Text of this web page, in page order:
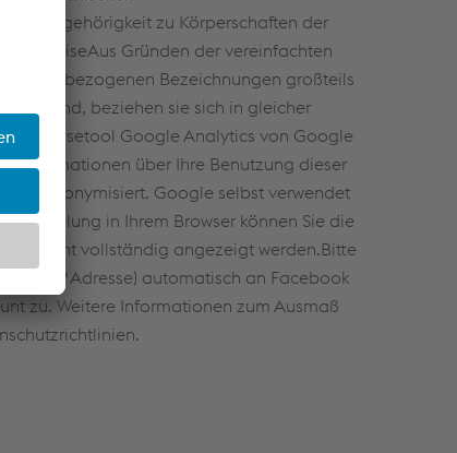
die Zugehörigkeit zu Körperschaften der
HinweiseAus Gründen der vereinfachten
bezogenen Bezeichnungen großteils
sind, beziehen sie sich in gleicher
Analysetool Google Analytics von Google
Informationen über Ihre Benutzung dieser
anonymisiert. Google selbst verwendet
Einstellung in Ihrem Browser können Sie die
nicht vollständig angezeigt werden.Bitte
B. IP Adresse) automatisch an Facebook
zu. Weitere Informationen zum Ausmaß